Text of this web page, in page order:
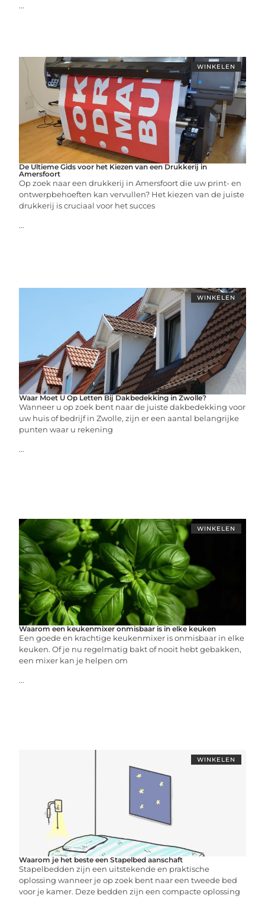
...
WINKELEN
De Ultieme Gids voor het Kiezen van een Drukkerij in
Amersfoort
Op zoek naar een drukkerij in Amersfoort die uw print- en
ontwerpbehoeften kan vervullen? Het kiezen van de juiste
drukkerij is cruciaal voor het succes
...
WINKELEN
Waar Moet U Op Letten Bij Dakbedekking in Zwolle?
Wanneer u op zoek bent naar de juiste dakbedekking voor
uw huis of bedrijf in Zwolle, zijn er een aantal belangrijke
punten waar u rekening
...
WINKELEN
Waarom een keukenmixer onmisbaar is in elke keuken
Een goede en krachtige keukenmixer is onmisbaar in elke
keuken. Of je nu regelmatig bakt of nooit hebt gebakken,
een mixer kan je helpen om
...
WINKELEN
Waarom je het beste een Stapelbed aanschaft
Stapelbedden zijn een uitstekende en praktische
oplossing wanneer je op zoek bent naar een tweede bed
voor je kamer. Deze bedden zijn een compacte oplossing